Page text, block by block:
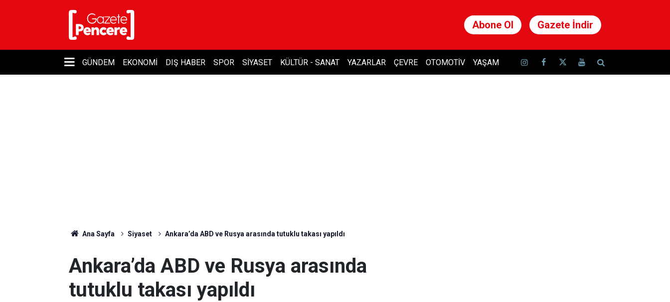
Abone Ol Gazete İndir
GÜNDEM EKONOMI DIŞ HABER SPOR SIYASET KÜLTÜR - SANAT YAZARLAR ÇEVRE OTOMOTIV YAŞAM
Ana Sayfa Siyaset Ankara’da ABD ve Rusya arasında tutuklu takası yapıldı
Ankara’da ABD ve Rusya arasında
tutuklu takası yapıldı